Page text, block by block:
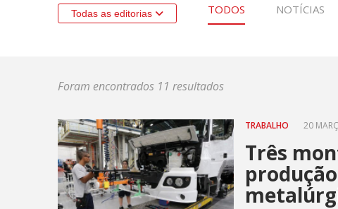
Todas as editorias TODOS NOTÍCIAS
Foram encontrados 11 resultados
TRABALHO 20
Três